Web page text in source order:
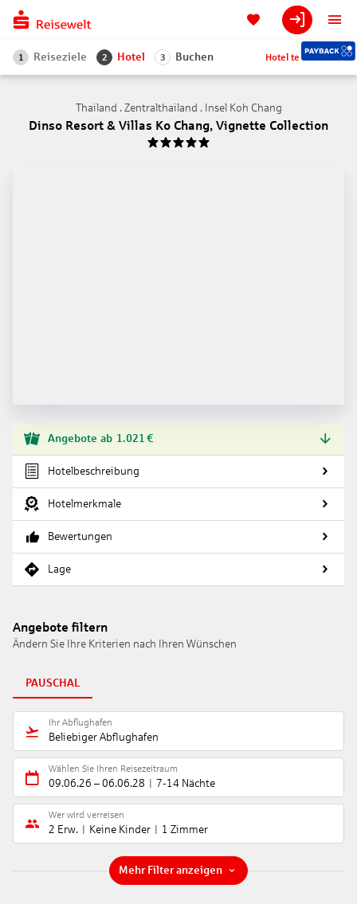
1 Reiseziele 2 Hotel 3 Buchen Hotel teilen
Thailand . Zentralthailand . Insel Koh Chang
Dinso Resort & Villas Ko Chang, Vignette Collection
5
Angebote ab 1.021 €
Hotelbeschreibung
Hotelmerkmale
Bewertungen
Lage
Angebote filtern
Ändern Sie Ihre Kriterien nach Ihren Wünschen
PAUSCHAL
Ihr Abflughafen
Beliebiger Abflughafen
Wählen Sie Ihren Reisezeitraum
09.06.26 – 06.06.28 7-14 Nächte
Wer wird verreisen
2 Erw. Keine Kinder 1 Zimmer
Mehr Filter anzeigen